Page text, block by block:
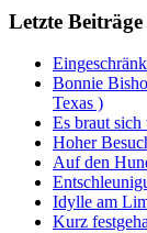
Letzte Beiträge
Bonnie
Texas )
Es braut
Hoher
Auf den
Idylle am
Kurz